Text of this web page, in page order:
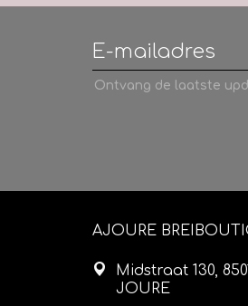
Ontvang de laatste
AJOURE
Midstraat 130,
JOURE